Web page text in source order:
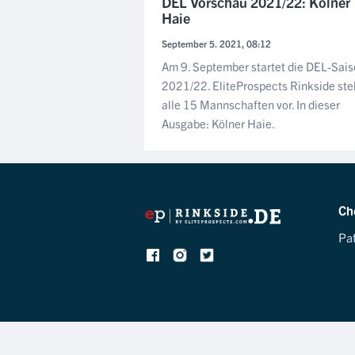
Haie
September 5. 2021, 08:12
Am 9. September startet die DEL-
2021/22. EliteProspects Rinkside
alle 15 Mannschaften vor. In dieser
Ausgabe: Kölner Haie.